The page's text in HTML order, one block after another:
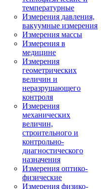
температурные
Измерения давления,
вакуумные измерения
Измерения массы
Измерения в
медицине
Измерения
геометрических
величин и
неразрушающего
контроля
Измерения
механических
величин,
строительного и
контрольно-
диагностического
назначения
Измерения оптико-
физические
Измерения физико-